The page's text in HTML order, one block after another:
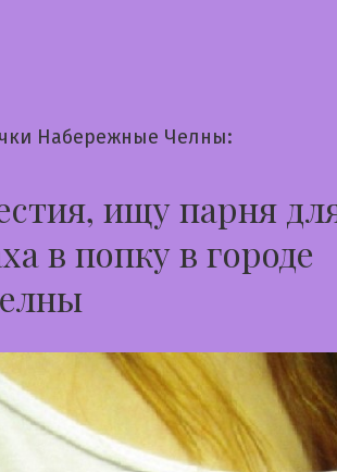
Набережные Челны:
ищу парня
в попку в городе